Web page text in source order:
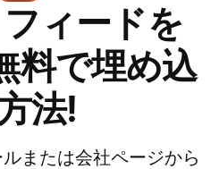
ィードを
料で埋め込
法!
または会社ページから